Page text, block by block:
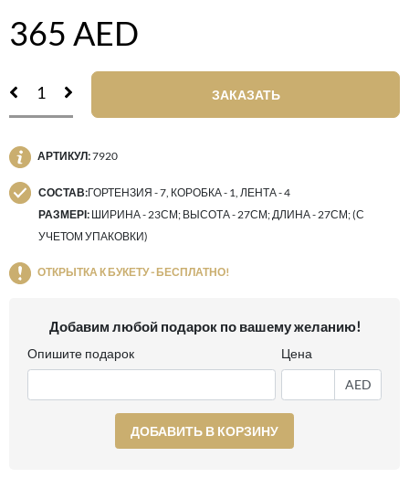
365 AED
ЗАКАЗАТЬ
АРТИКУЛ:7920
СОСТАВ:ГОРТЕНЗИЯ - 7, КОРОБКА - 1, ЛЕНТА - 4
РАЗМЕРІ: ШИРИНА - 23СМ; ВЫСОТА - 27СМ; ДЛИНА - 27СМ; (С
УЧЕТОМ УПАКОВКИ)
ОТКРЫТКА К БУКЕТУ - БЕСПЛАТНО!
Добавим любой подарок по вашему желанию!
Опишите подарок Цена
AED
ДОБАВИТЬ В КОРЗИНУ